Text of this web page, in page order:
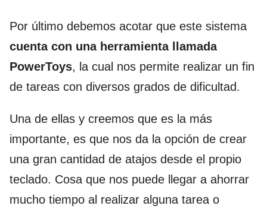
Por último debemos acotar que este sistema
cuenta con una herramienta llamada
PowerToys, la cual nos permite realizar un fin
de tareas con diversos grados de dificultad.
Una de ellas y creemos que es la más
importante, es que nos da la opción de crear
una gran cantidad de atajos desde el propio
teclado. Cosa que nos puede llegar a ahorrar
mucho tiempo al realizar alguna tarea o